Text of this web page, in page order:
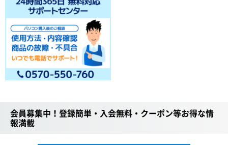
会員募集中！登録簡単・入会無料・クーポン等お得な情
報満載